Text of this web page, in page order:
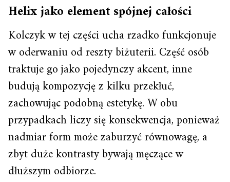
Helix jako element spójnej całości
Kolczyk w tej części ucha rzadko funkcjonuje
w oderwaniu od reszty biżuterii. Część osób
traktuje go jako pojedynczy akcent, inne
budują kompozycję z kilku przekłuć,
zachowując podobną estetykę. W obu
przypadkach liczy się konsekwencja, ponieważ
nadmiar form może zaburzyć równowagę, a
zbyt duże kontrasty bywają męczące w
dłuższym odbiorze.